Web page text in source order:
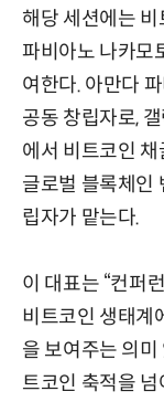
해당 세션에는
파비아노 나카모
여한다. 아만다
공동 창립자로,
에서 비트코인
글로벌 블록체인
립자가 맡는다.
이 대표는 “컨퍼
비트코인 생태계
을 보여주는 의미
트코인 축적을